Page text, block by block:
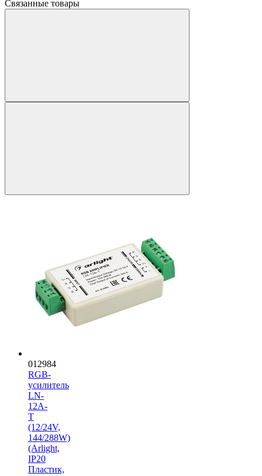
Связанные товары
012984
RGB-
усилитель
LN-
12A-
T
(12/24V,
144/288W)
(Arlight,
IP20
Пластик,